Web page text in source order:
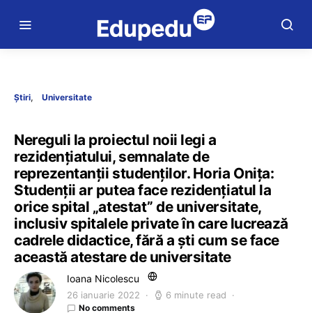
Știri Universitate
Nereguli la proiectul noii legi a
rezidențiatului, semnalate de
reprezentanții studenților. Horia Onița:
Studenții ar putea face rezidențiatul la
orice spital „atestat” de universitate,
inclusiv spitalele private în care lucrează
cadrele didactice, fără a ști cum se face
această atestare de universitate
Ioana Nicolescu
26 ianuarie 2022 6 minute read
No comments